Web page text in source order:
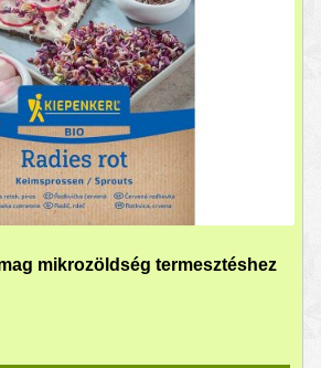
mikrozöldség termesztéshez